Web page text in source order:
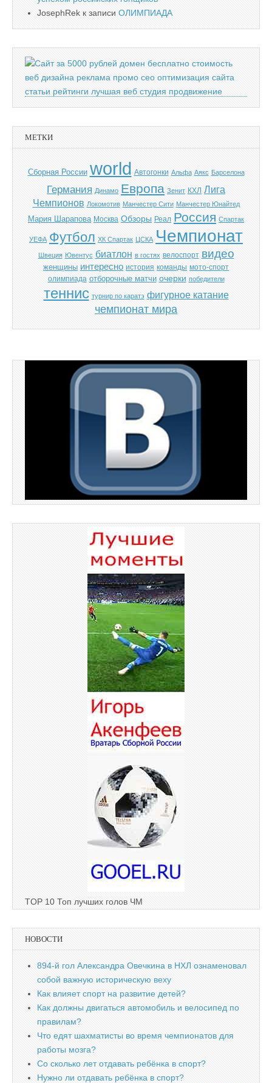
JosephRek к записи ОЛИМПИАДА
МЕТКИ
Cборная России world Автогонки Альфа Аякс Барселона
Германия Динамо Европа Зенит КХЛ Лига
Чемпионов Локомотив Манчестер Сити Манчестер Юнайтед
Мария Шарапова Москва Обзоры Реал Россия Спартак
УЕФА Футбол ХК Спартак ЦСКА Чемпионат
Швеция Ювентус биатлон в гостях велоспорт видео
женщины интересно история команды мото-спорт
олимпиада отборочные матчи очерки победители
теннис турнир по каратэ фигурное катание
чемпионат мира
TOP 10 Топ лучших голов ЧМ
НОВОСТИ
894-й гол Александра Овечкина в НХЛ ознаменовал
собой важную историческую веху
Как влияет спорт на развитие детей?
Как должны двигаться автомобиль и велосипед по
правилам?
Что едят шахматисты во время чемпионатов для
работы мозга?
Со сколько лет отдавать ребёнка в спорт?
Нужно ли отдавать ребёнка в спорт?